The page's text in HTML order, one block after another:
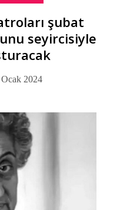
şubat
seyircisiyle
2024